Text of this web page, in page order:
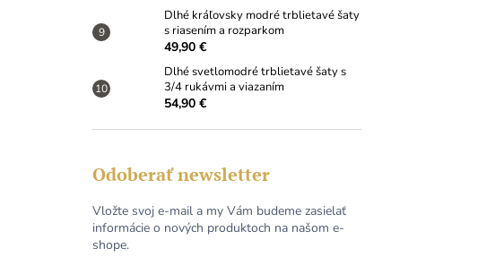
Dlhé kráľovsky modré trblietavé šaty
s riasením a rozparkom
49,90 €
Dlhé svetlomodré trblietavé šaty s
3/4 rukávmi a viazaním
54,90 €
Odoberať newsletter
Vložte svoj e-mail a my Vám budeme zasielať
informácie o nových produktoch na našom e-
shope.